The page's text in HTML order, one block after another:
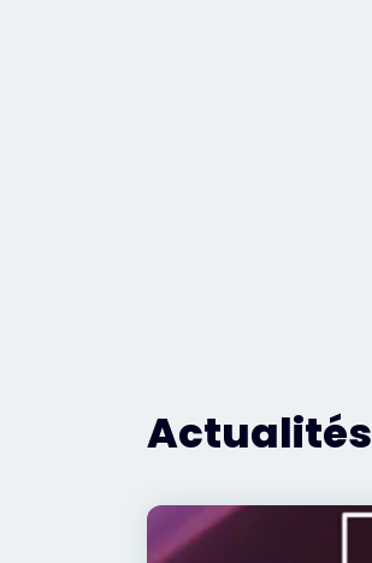
Actualités